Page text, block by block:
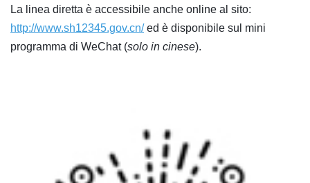
La linea diretta è accessibile anche online al sito:
http://www.sh12345.gov.cn/ed è disponibile sul mini
programma di WeChat (solo in cinese).